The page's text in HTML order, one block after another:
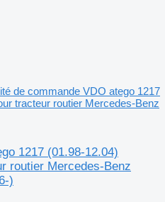
de commande VDO atego 1217
tracteur routier Mercedes-Benz
1217 (01.98-12.04)
routier Mercedes-Benz
)